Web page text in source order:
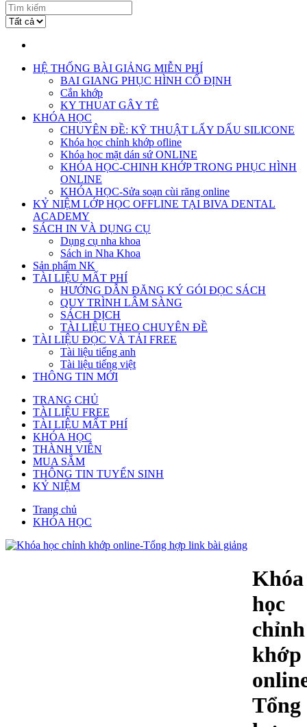
HỆ THỐNG BÀI GIẢNG MIỄN PHÍ
BAI GIANG PHỤC HÌNH CỐ ĐỊNH
Cắn khớp
KY THUAT GÂY TÊ
KHÓA HỌC
CHUYÊN ĐỀ: KỸ THUẬT LẤY DẤU SILICONE
Khóa học chỉnh khớp ofline
Khóa học mặt dán sứ ONLINE
KHÓA HỌC-CHINH KHỚP TRONG PHỤC HÌNH
ONLINE
KHÓA HỌC-Sửa soạn cùi răng online
KỶ NIỆM LỚP HỌC OFFLINE TẠI BIVA DENTAL
ACADEMY
SÁCH IN VÀ DỤNG CỤ
Dụng cụ nha khoa
Sách in Nha Khoa
Sản phẩm NK
TÀI LIỆU MẤT PHÍ
HƯỚNG DẪN ĐĂNG KÝ GÓI ĐỌC SÁCH
QUY TRÌNH LÂM SÀNG
SÁCH DỊCH
TÀI LIỆU THEO CHUYÊN ĐỀ
TÀI LIỆU ĐỌC VÀ TẢI FREE
Tài liệu tiếng anh
Tài liệu tiếng việt
THÔNG TIN MỚI
TRANG CHỦ
TÀI LIỆU FREE
TÀI LIỆU MẤT PHÍ
KHÓA HỌC
THÀNH VIÊN
MUA SẮM
THÔNG TIN TUYỂN SINH
KỶ NIỆM
Trang chủ
KHÓA HỌC
Khóa
học
chỉnh
khớp
Tổng